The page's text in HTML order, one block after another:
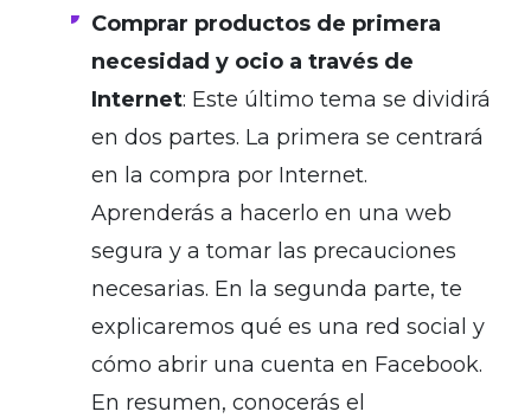
Comprar productos de primera
necesidad y ocio a través de
Internet: Este último tema se dividirá
en dos partes. La primera se centrará
en la compra por Internet.
Aprenderás a hacerlo en una web
segura y a tomar las precauciones
necesarias. En la segunda parte, te
explicaremos qué es una red social y
cómo abrir una cuenta en Facebook.
En resumen, conocerás el